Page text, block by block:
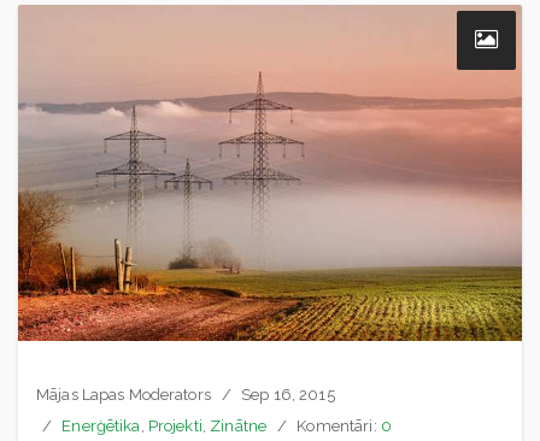
Mājas Lapas Moderators
Sep 16, 2015
Enerģētika Projekti Zinātne Komentāri: 0